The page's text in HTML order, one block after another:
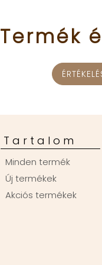
Termék
Tartalom
Minden termék
Új termékek
Akciós termékek